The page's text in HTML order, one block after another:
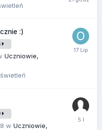
:)
Uczniowie,
w Uczniowie,